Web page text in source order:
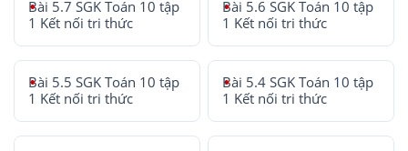
Bài 5.7 SGK Toán 10 tập
1 Kết nối tri thức
Bài 5.6 SGK Toán 10 tập
1 Kết nối tri thức
Bài 5.5 SGK Toán 10 tập
1 Kết nối tri thức
Bài 5.4 SGK Toán 10 tập
1 Kết nối tri thức